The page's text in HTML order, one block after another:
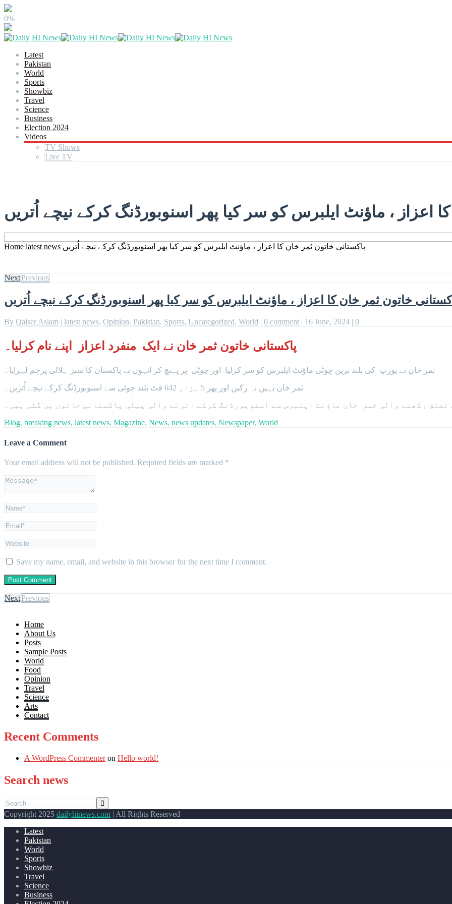
0%
Latest
Pakistan
World
Sports
Showbiz
Travel
Science
Business
Election 2024
Videos
TV Shows
Live TV
اعزاز ، ماؤنٹ ایلبرس کو سر کیا پھر اسنوبورڈنگ کرکے نیچے اُتریں
Home latest news پاکستانی خاتون ثمر خان کا اعزاز ، ماؤنٹ ایلبرس کو سر کیا پھر اسنوبورڈنگ کرکے نیچے اُتریں
NextPrevious
خاتون ثمر خان کا اعزاز ، ماؤنٹ ایلبرس کو سر کیا پھر اسنوبورڈنگ کرکے نیچے اُتریں
By Qaiser Aslam | latest news, Opinion, Pakistan, Sports, Uncategorized, World | 0 comment | 16 June, 2024 | 0
ثمر خان یہیں نہ رکیں اور پھر 5 ہزار 642 فٹ بلند چوٹی سے اسنوبورڈنگ کرکے نیچے اُتریں۔
تعلق رکھنے والی ثمر خان ماؤنٹ ایلبرس سے اسنوبورڈنگ کرکے اترنے والی پہلی پاکستانی خاتون بن گئی ہیں۔
Blog, breaking news, latest news, Magazine, News, news updates, Newspaper, World
Leave a Comment
Your email address will not be published. Required fields are marked *
Save my name, email, and website in this browser for the next time I comment.
NextPrevious
Home
About Us
Posts
Sample Posts
World
Food
Opinion
Travel
Science
Arts
Contact
Recent Comments
A WordPress Commenteron Hello world!
Search news
Copyright 2025 dailyhinews.com | All Rights Reserved
Latest
Pakistan
World
Sports
Showbiz
Travel
Science
Business